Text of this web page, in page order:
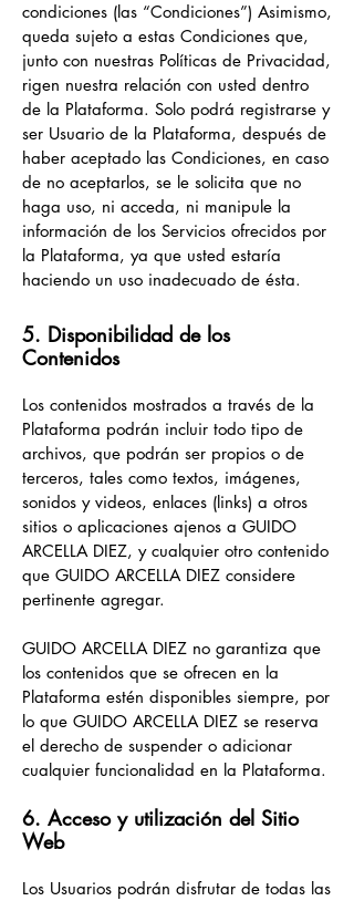
condiciones (las “Condiciones”) Asimismo,
queda sujeto a estas Condiciones que,
junto con nuestras Políticas de Privacidad,
rigen nuestra relación con usted dentro
de la Plataforma. Solo podrá registrarse y
ser Usuario de la Plataforma, después de
haber aceptado las Condiciones, en caso
de no aceptarlos, se le solicita que no
haga uso, ni acceda, ni manipule la
información de los Servicios ofrecidos por
la Plataforma, ya que usted estaría
haciendo un uso inadecuado de ésta.
5. Disponibilidad de los
Contenidos
Los contenidos mostrados a través de la
Plataforma podrán incluir todo tipo de
archivos, que podrán ser propios o de
terceros, tales como textos, imágenes,
sonidos y videos, enlaces (links) a otros
sitios o aplicaciones ajenos a GUIDO
ARCELLA DIEZ, y cualquier otro contenido
que GUIDO ARCELLA DIEZ considere
pertinente agregar.
GUIDO ARCELLA DIEZ no garantiza que
los contenidos que se ofrecen en la
Plataforma estén disponibles siempre, por
lo que GUIDO ARCELLA DIEZ se reserva
el derecho de suspender o adicionar
cualquier funcionalidad en la Plataforma.
6. Acceso y utilización del Sitio
Web
Los Usuarios podrán disfrutar de todas las